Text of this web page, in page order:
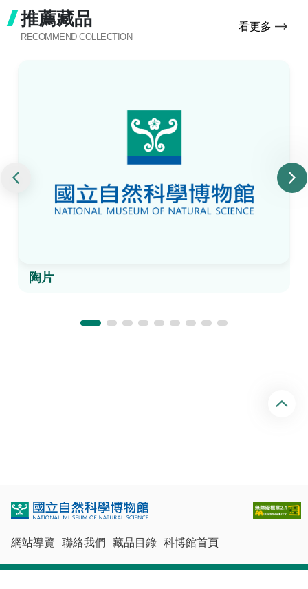
推薦藏品
RECOMMEND COLLECTION
看更多
陶片
網站導覽 聯絡我們 藏品目錄 科博館首頁
回
頂
端